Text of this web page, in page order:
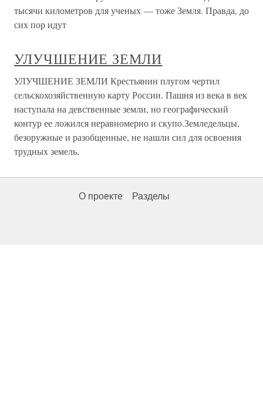
тысячи километров для ученых — тоже Земля. Правда, до
сих пор идут
УЛУЧШЕНИЕ ЗЕМЛИ
УЛУЧШЕНИЕ ЗЕМЛИ Крестьянин плугом чертил
сельскохозяйственную карту России. Пашня из века в век
наступала на девственные земли, но географический
контур ее ложился неравномерно и скупо.Земледельцы,
безоружные и разобщенные, не нашли сил для освоения
трудных земель,
О проекте Разделы